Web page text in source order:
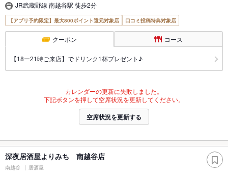
JR武蔵野線 南越谷駅 徒歩2分
【アプリ予約限定】最大800ポイント還元対象店 口コミ投稿特典対象店
クーポン コース
【18ー21時ご来店】でドリンク1杯プレゼント♪
カレンダーの更新に失敗しました。
下記ボタンを押して空席状況を更新してください。
空席状況を更新する
深夜居酒屋よりみち 南越谷店
南越谷 居酒屋